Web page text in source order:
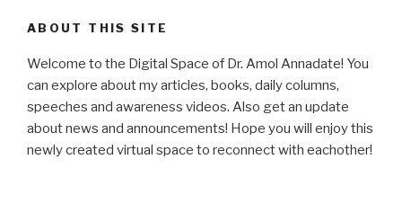
ABOUT THIS SITE
Welcome to the Digital Space of Dr. Amol Annadate! You
can explore about my articles, books, daily columns,
speeches and awareness videos. Also get an update
about news and announcements! Hope you will enjoy this
newly created virtual space to reconnect with eachother!